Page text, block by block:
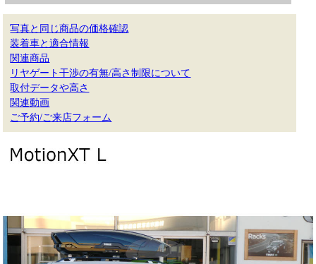
写真と同じ商品の価格確認
装着車と適合情報
関連商品
リヤゲート干渉の有無/高さ制限について
取付データや高さ
関連動画
ご予約/ご来店フォーム